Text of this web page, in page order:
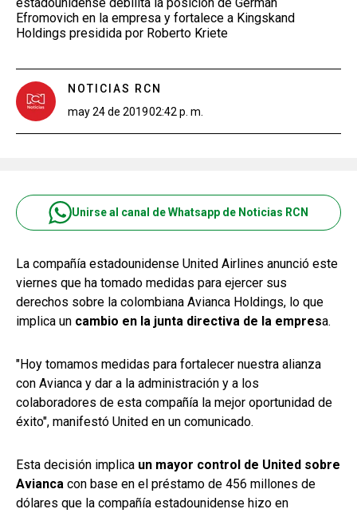
Efromovich en la empresa y fortalece a Kingskand
Holdings presidida por Roberto Kriete
NOTICIAS RCN
may 24 de 201902:42 p. m.
Unirse al canal de Whatsapp de Noticias RCN
La compañía estadounidense United Airlines anunció este
viernes que ha tomado medidas para ejercer sus
derechos sobre la colombiana Avianca Holdings, lo que
implica un cambio en la junta directiva de la empresa.
"Hoy tomamos medidas para fortalecer nuestra alianza
con Avianca y dar a la administración y a los
colaboradores de esta compañía la mejor oportunidad de
éxito", manifestó United en un comunicado.
Esta decisión implica un mayor control de United sobre
Avianca con base en el préstamo de 456 millones de
dólares que la compañía estadounidense hizo en